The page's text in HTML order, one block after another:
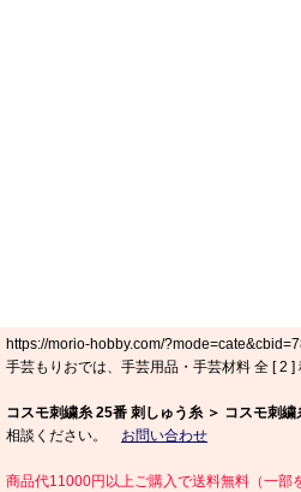
https://morio-hobby.com/
手芸もりおでは、手芸用品・手芸材料 全 [2 ]
コスモ刺繍糸 25番 刺しゅう糸 ＞ コスモ刺
相談ください。 お問い合わせ
商品代11000円以上ご購入で送料無料（一部